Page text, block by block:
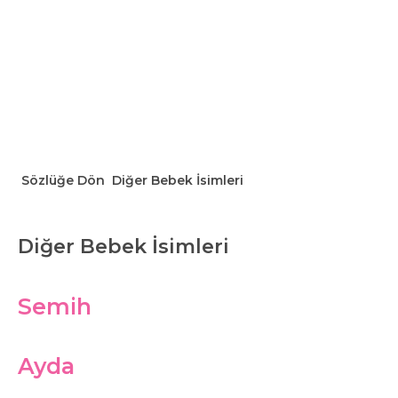
Sözlüğe Dön Diğer Bebek İsimleri
Diğer Bebek İsimleri
Semih
Ayda